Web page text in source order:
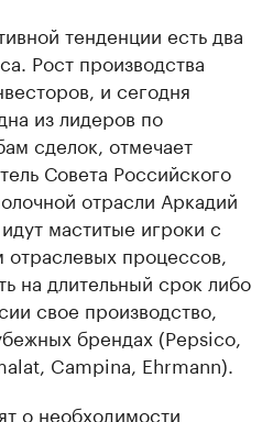
тенденции есть два
Рост производства
и сегодня
из лидеров по
сделок, отмечает
Совета Российского
отрасли Аркадий
маститые игроки с
процессов,
на длительный срок либо
свое производство,
брендах (Pepsico,
Campina, Ehrmann).
о необходимости